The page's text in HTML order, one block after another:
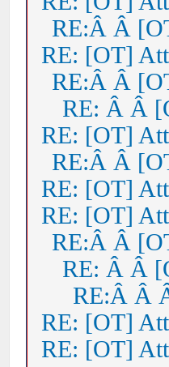
RE:Â Â
RE: [OT]
RE:Â Â
RE: Â Â
RE: [OT]
RE:Â Â
RE: [OT]
RE: [OT]
RE:Â Â
RE: Â Â
RE:Â Â
RE: [OT]
RE: [OT]